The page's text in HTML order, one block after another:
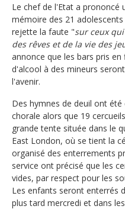
Le chef de l'Etat a prononcé
mémoire des 21
rejette la faute "sur ceux
des rêves et de la vie des
annonce que les bars pris
d'alcool à des mineurs
l'avenir.
Des hymnes de deuil ont
chorale alors que 19
grande tente située dans le
East London, où se tient la
organisé des enterrements
service ont précisé que les
vides, par respect pour les
Les enfants seront enterrés
plus tard mercredi et dans